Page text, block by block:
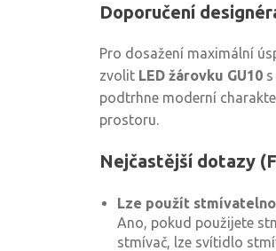
Doporučení
Pro dosažení maximální
zvolit LED žárovku GU10
podtrhne moderní
prostoru.
Nejčastější dotazy
Lze použít
Ano, pokud použijete
stmívač, lze svítidlo